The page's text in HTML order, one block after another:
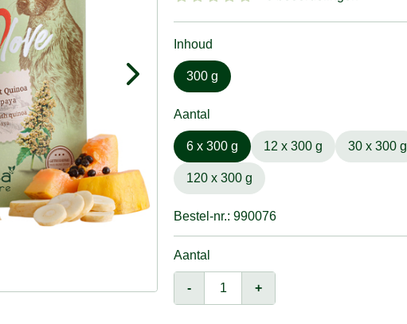
Inhoud
300 g
Aantal
6 x 300 g 12 x 300 g 30 x 300 g
120 x 300 g
Bestel-nr.: 990076
Aantal
- +